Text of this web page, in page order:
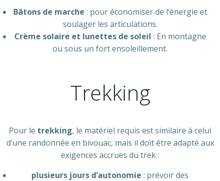
Bâtons de marche : pour économiser de l’énergie et
soulager les articulations.
Crème solaire et lunettes de soleil : En montagne
ou sous un fort ensoleillement.
Trekking
Pour le trekking, le matériel requis est similaire à celui
d’une randonnée en bivouac, mais il doit être adapté aux
exigences accrues du trek :
plusieurs jours d’autonomie : prévoir des